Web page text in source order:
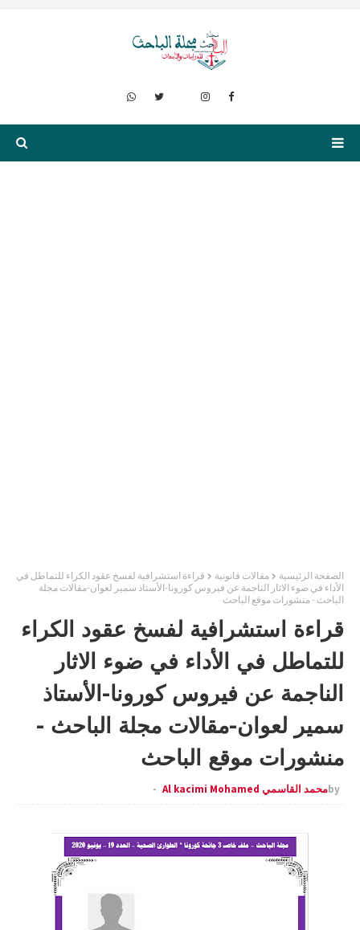
الصفحة الرئيسية مقالات قانونية
قراءة استشرافية لفسخ عقود الكراء للتماطل في
الأداء في ضوء الاثار الناجمة عن فيروس كورونا-الأستاذ سمير لعوان-مقالات مجلة
الباحث - منشورات موقع الباحث
قراءة استشرافية لفسخ عقود الكراء
للتماطل في الأداء في ضوء الاثار
الناجمة عن فيروس كورونا-الأستاذ
سمير لعوان-مقالات مجلة الباحث -
منشورات موقع الباحث
byمحمد القاسمي Al kacimi Mohamed